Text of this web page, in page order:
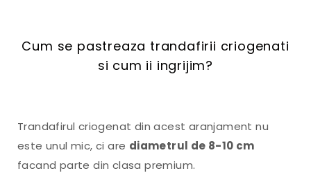
Cum se pastreaza trandafirii criogenati
si cum ii ingrijim?
Trandafirul criogenat din acest aranjament nu
este unul mic, ci are diametrul de 8-10 cm
facand parte din clasa premium.